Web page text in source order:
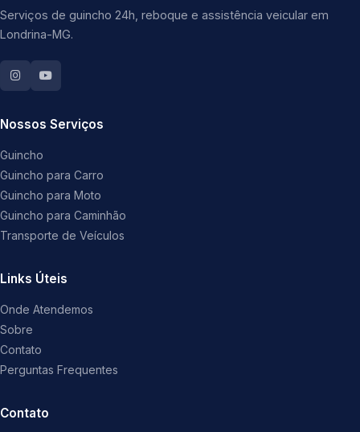
Serviços de guincho 24h, reboque e assistência veicular em
Londrina-MG.
Nossos Serviços
Guincho
Guincho para Carro
Guincho para Moto
Guincho para Caminhão
Transporte de Veículos
Links Úteis
Onde Atendemos
Sobre
Contato
Perguntas Frequentes
Contato